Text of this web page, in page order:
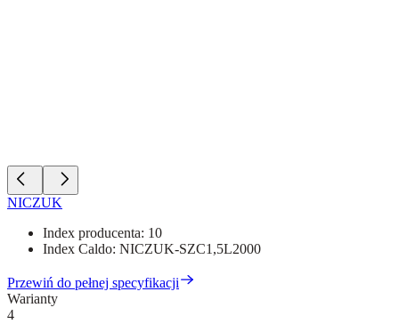
NICZUK
Index producenta: 10
Index Caldo: NICZUK-SZC1,5L2000
Przewiń do pełnej specyfikacji
Warianty
4